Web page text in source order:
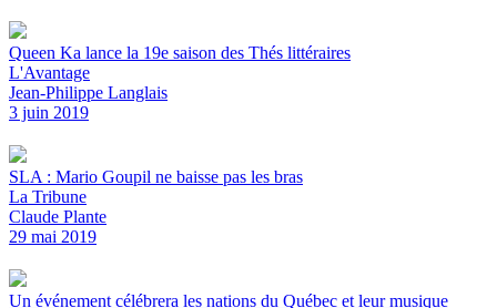
Queen Ka lance la 19e saison des Thés littéraires
L'Avantage
Jean-Philippe Langlais
3 juin 2019
SLA : Mario Goupil ne baisse pas les bras
La Tribune
Claude Plante
29 mai 2019
Un événement célébrera les nations du Québec et leur musique